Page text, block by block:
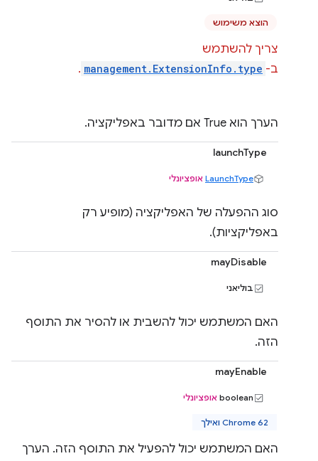
הוצא משימוש
צריך להשתמש
ב- management.ExtensionInfo.type
.
הערך הוא True אם מדובר באפליקציה.
launchType
LaunchType אופציונלי
סוג ההפעלה של האפליקציה (מופיע רק
באפליקציות).
mayDisable
בוליאני
האם המשתמש יכול להשבית או להסיר את התוסף
הזה.
mayEnable
‫boolean אופציונלי
Chrome 62 ואילך
האם המשתמש יכול להפעיל את התוסף הזה. הערך